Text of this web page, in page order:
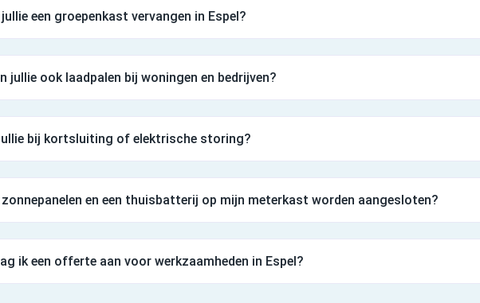
jullie een groepenkast vervangen in Espel?
jullie ook laadpalen bij woningen en bedrijven?
bij kortsluiting of elektrische storing?
zonnepanelen en een thuisbatterij op mijn meterkast worden aangesloten?
ik een offerte aan voor werkzaamheden in Espel?